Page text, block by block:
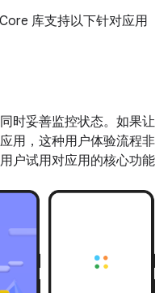
库支持以下针对应用
时妥善监控状态。如果让
用，这种用户体验流程非
户试用对应用的核心功能